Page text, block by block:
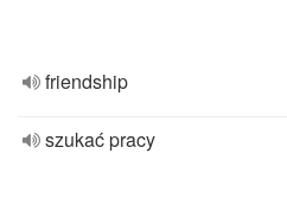
friendship
szukać pracy